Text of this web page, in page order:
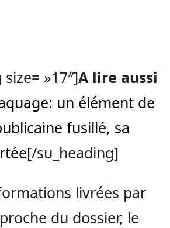
»17″]A lire aussi
un élément de
fusillé, sa
[/su_heading]
livrées par
du dossier, le